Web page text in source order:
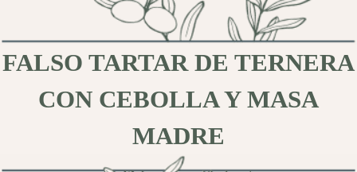
FALSO TARTAR DE TERNERA
CON CEBOLLA Y MASA
MADRE